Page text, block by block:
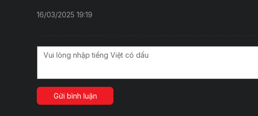
16/03/2025 19:19
Gửi bình luận